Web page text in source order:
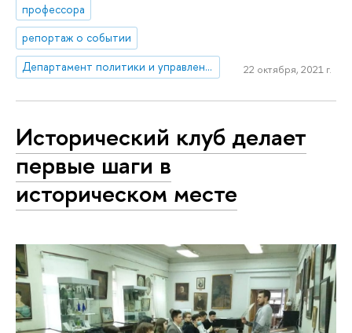
профессора
репортаж о событии
Департамент политики и управления
22 октября, 2021 г.
Исторический клуб делает
первые шаги в
историческом месте